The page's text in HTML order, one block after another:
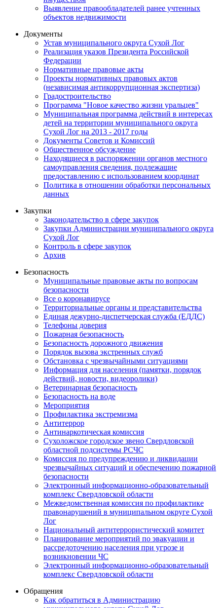
Выявление правообладателей ранее учтенных
объектов недвижимости
Документы
Устав муниципального округа Сухой Лог
Реализация указов Президента Российской
Федерации
Нормативные правовые акты
Проекты нормативных правовых актов
(независимая антикоррупционная экспертиза)
Градостроительство
Программа "Новое качество жизни уральцев"
Муниципальная программа действий в интересах
детей на территории муниципального округа
Сухой Лог на 2013 - 2017 годы
Документы Советов и Комиссий
Общественное обсуждение
Находящиеся в распоряжении органов местного
самоуправления сведения, подлежащие
предоставлению с использованием координат
Политика в отношении обработки персональных
данных
Закупки
Законодательство в сфере закупок
Закупки Администрации муниципального округа
Сухой Лог
Контроль в сфере закупок
Архив
Безопасность
Муниципальные правовые акты по вопросам
безопасности
Все о коронавирусе
Территориальные органы и представительства
Единая дежурно-диспетчерская служба (ЕДДС)
Телефоны доверия
Пожарная безопасность
Безопасность дорожного движения
Порядок вызова экстренных служб
Обстановка с чрезвычайными ситуациями
Информация для населения (памятки, порядок
действий, новости, видеоролики)
Ветеринарная безопасность
Безопасность на воде
Мероприятия
Профилактика экстремизма
Антитеррор
Антинаркотическая комиссия
Сухоложское городское звено Свердловской
областной подсистемы РСЧС
Комиссия по предупреждению и ликвидации
чрезвычайных ситуаций и обеспечению пожарной
безопасности
Электронный информационно-образовательный
комплекс Cвердловской области
Межведомственная комиссия по профилактике
правонарушений в муниципальном округе Сухой
Лог
Национальный антитеррористический комитет
Планирование мероприятий по эвакуации и
рассредоточению населения при угрозе и
возникновении ЧС
Электронный информационно-образовательный
комплекс Свердловской области
Обращения
Как обратиться в Администрацию